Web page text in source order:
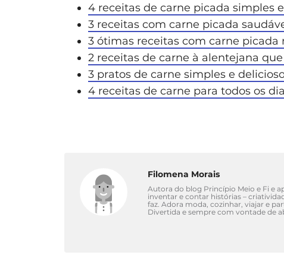
4 receitas de carne picada simples
3 receitas com carne picada
3 ótimas receitas com carne picada
2 receitas de carne à alentejana
3 pratos de carne simples e
4 receitas de carne para todos os
Filomena Morais
Autora do blog Princípio Meio e Fi e
inventar e contar histórias –
faz. Adora moda, cozinhar, viajar e
Divertida e sempre com vontade de